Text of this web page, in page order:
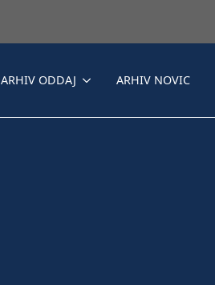
ARHIV ODDAJ ARHIV NOVIC